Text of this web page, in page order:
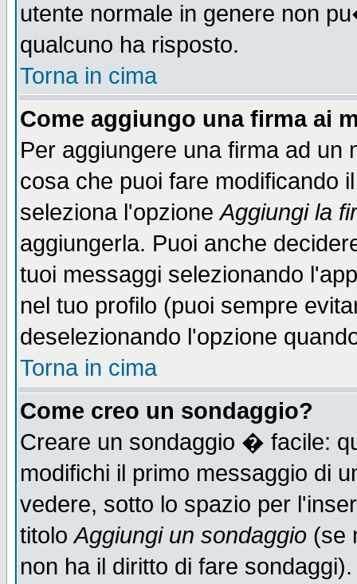
utente normale in genere non
qualcuno ha risposto.
Torna in cima
Come aggiungo una firma ai
Per aggiungere una firma ad un
cosa che puoi fare modificando
seleziona l'opzioneAggiungi la
aggiungerla. Puoi anche
tuoi messaggi selezionando
nel tuo profilo (puoi sempre
deselezionando l'opzione
Torna in cima
Come creo un sondaggio?
Creare un sondaggio � facile:
modifichi il primo messaggio di
vedere, sotto lo spazio per
titoloAggiungi un sondaggio (se
non ha il diritto di fare